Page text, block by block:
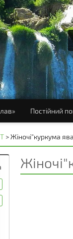
Постійний
> Жіночі"куркума